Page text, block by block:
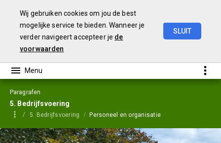
Wij gebruiken cookies om jou de best
mogelijke service te bieden. Wanneer je
verder navigeert accepteer je de
voorwaarden
SLUIT
Paragrafen
5. Bedrijfsvoering
5. Bedrijfsvoering Personeel en organisatie